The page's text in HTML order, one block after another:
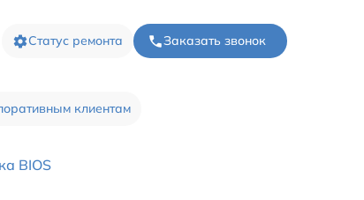
Статус ремонта Заказать звонок
клиентам
BIOS